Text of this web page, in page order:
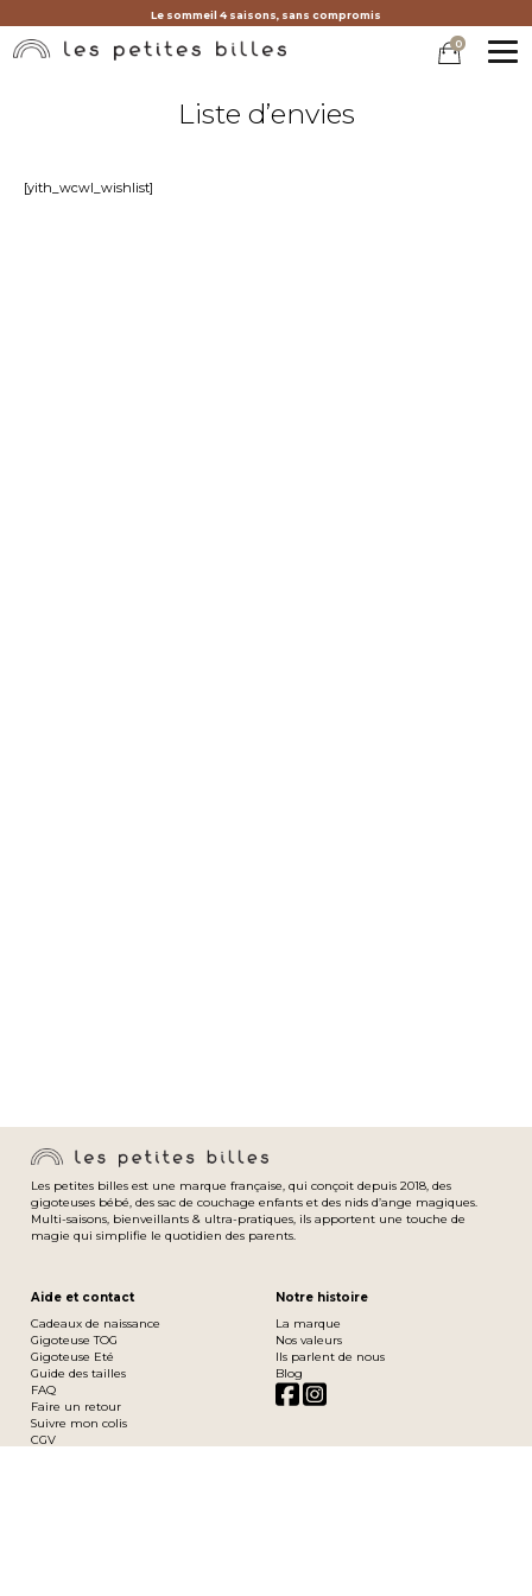
Le sommeil 4 saisons, sans compromis
0
Liste d’envies
[yith_wcwl_wishlist]
Les petites billes est une marque française, qui conçoit depuis 2018, des
gigoteuses bébé, des sac de couchage enfants et des nids d’ange magiques.
Multi-saisons, bienveillants & ultra-pratiques, ils apportent une touche de
magie qui simplifie le quotidien des parents.
Aide et contact
Cadeaux de naissance
Gigoteuse TOG
Gigoteuse Eté
Guide des tailles
FAQ
Faire un retour
Suivre mon colis
CGV
Notre histoire
La marque
Nos valeurs
Ils parlent de nous
Blog